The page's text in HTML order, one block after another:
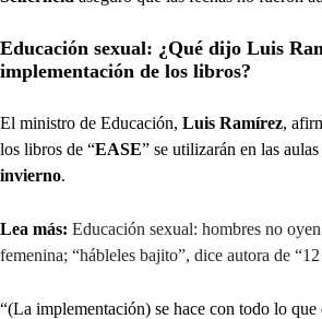
Educación sexual: ¿Qué dijo Luis
implementación de los libros?
El ministro de Educación, Luis Ramírez,
los libros de “EASE” se utilizarán en las aulas
invierno.
Lea más: Educación sexual: hombres no
femenina; “hábleles bajito”, dice autora de
“(La implementación) se hace con todo lo que